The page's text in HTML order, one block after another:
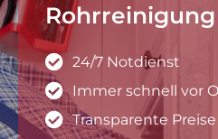
24/7 Notdienst
Immer schnell vor
Transparente Preise